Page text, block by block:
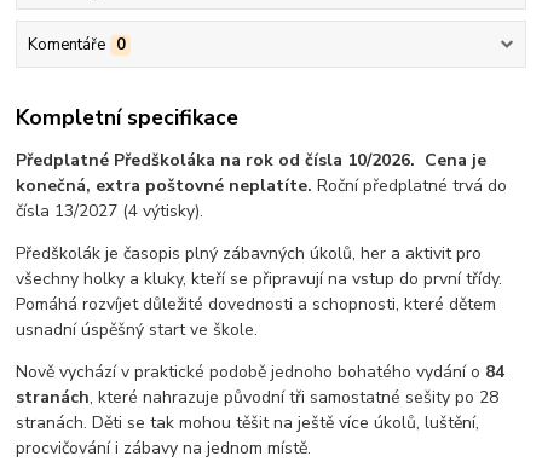
Komentáře 0
Kompletní specifikace
Předplatné Předškoláka na rok od čísla 10/2026. Cena je
konečná, extra poštovné neplatíte.Roční předplatné trvá do
čísla 13/2027 (4 výtisky).
Předškolák je časopis plný zábavných úkolů, her a aktivit pro
všechny holky a kluky, kteří se připravují na vstup do první třídy.
Pomáhá rozvíjet důležité dovednosti a schopnosti, které dětem
usnadní úspěšný start ve škole.
Nově vychází v praktické podobě jednoho bohatého vydání o 84
stranách, které nahrazuje původní tři samostatné sešity po 28
stranách. Děti se tak mohou těšit na ještě více úkolů, luštění,
procvičování i zábavy na jednom místě.